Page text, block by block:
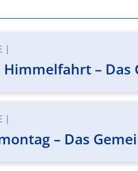
|
– Das
|
– Das